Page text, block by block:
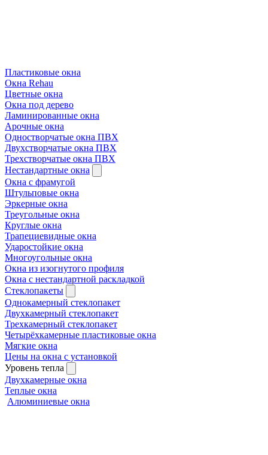
Пластиковые окна
Окна Rehau
Цветные окна
Окна под дерево
Ламинированные окна
Арочные окна
Одностворчатые окна ПВХ
Двухстворчатые окна ПВХ
Трехстворчатые окна ПВХ
Нестандартные окна
Окна с фрамугой
Штульповые окна
Эркерные окна
Треугольные окна
Круглые окна
Трапециевидные окна
Ударостойкие окна
Многоугольные окна
Окна из изогнутого профиля
Окна с нестандартной раскладкой
Стеклопакеты
Однокамерный стеклопакет
Двухкамерный стеклопакет
Трехкамерный стеклопакет
Четырёхкамерные пластиковые окна
Мягкие окна
Цены на окна с установкой
Уровень тепла
Двухкамерные окна
Теплые окна
Алюминиевые окна